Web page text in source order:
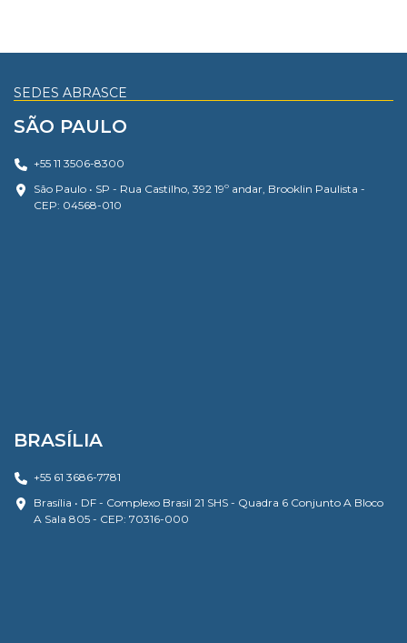
SEDES ABRASCE
SÃO PAULO
+55 11 3506-8300
São Paulo • SP - Rua Castilho, 392 19º andar, Brooklin Paulista -
CEP: 04568-010
BRASÍLIA
+55 61 3686-7781
Brasília • DF - Complexo Brasil 21 SHS - Quadra 6 Conjunto A Bloco
A Sala 805 - CEP: 70316-000